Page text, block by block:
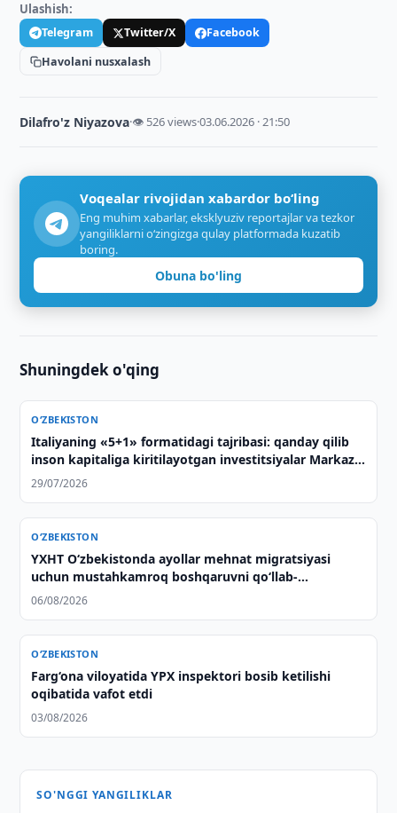
Ulashish:
Telegram Twitter/X
Facebook
Havolani nusxalash
Dilafro'z Niyazova·👁 526 views·03.06.2026 · 21:50
Voqealar rivojidan xabardor bo‘ling
Eng muhim xabarlar, eksklyuziv reportajlar va tezkor
yangiliklarni o‘zingizga qulay platformada kuzatib
boring.
Obuna bo'ling
Shuningdek o'qing
O‘ZBEKISTON
Italiyaning «5+1» formatidagi tajribasi: qanday qilib
inson kapitaliga kiritilayotgan investitsiyalar Markaziy
Osiyo bilan strategik sheriklikning asosiga
29/07/2026
O‘ZBEKISTON
YXHT O‘zbekistonda ayollar mehnat migratsiyasi
uchun mustahkamroq boshqaruvni qo‘llab-
quvvatlaydi
06/08/2026
O‘ZBEKISTON
Farg‘ona viloyatida YPX inspektori bosib ketilishi
oqibatida vafot etdi
03/08/2026
SO'NGGI YANGILIKLAR